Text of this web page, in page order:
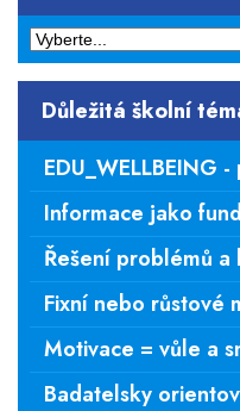
pedagogických
Důležitá školní
EDU_WELLBEING
Informace jako
Řešení problémů a
Fixní nebo růstové
Motivace = vůle a
Badatelsky